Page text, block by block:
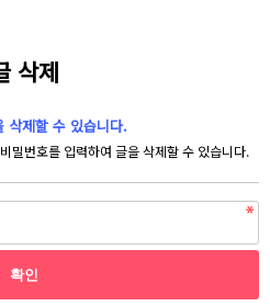
삭제
삭제할 수 있습니다.
밀번호를 입력하여 글을 삭제할 수 있습니다.